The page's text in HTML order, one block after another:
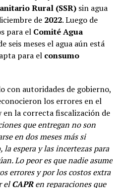
Rural (SSR)sin agua
de 2022. Luego de
para el Comité Agua
seis meses el agua aún está
para el consumo
con autoridades de gobierno,
los errores en el
la correcta fiscalización de
que entregan no son
en dos meses más si
espera y las incertezas para
Lo peor es que nadie asume
errores y por los costos extra
elCAPRen reparaciones que